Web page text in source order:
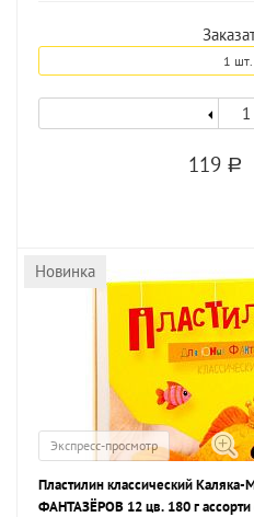
1 шт.
119 a
Новинка
Экспресс-просмотр
Пластилин классический
ФАНТАЗЁРОВ 12 цв. 180 г ассорти